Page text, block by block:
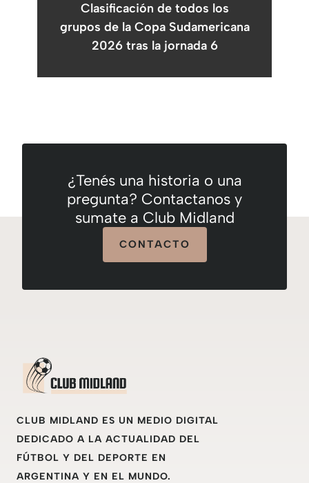
Clasificación de todos los
grupos de la Copa Sudamericana
2026 tras la jornada 6
¿Tenés una historia o una
pregunta? Contactanos y
sumate a Club Midland
CONTACTO
CLUB MIDLAND ES UN MEDIO DIGITAL
DEDICADO A LA ACTUALIDAD DEL
FÚTBOL Y DEL DEPORTE EN
ARGENTINA Y EN EL MUNDO.